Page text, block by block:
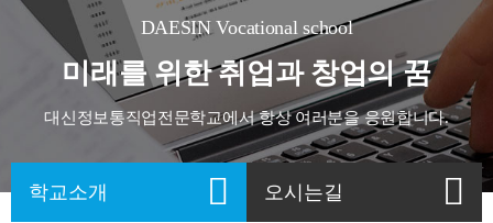
DAESIN Vocational school
미래를 위한 취업과 창업의 꿈
대신정보통직업전문학교에서 항상 여러분을 응원합니다.
학교소개 오시는길